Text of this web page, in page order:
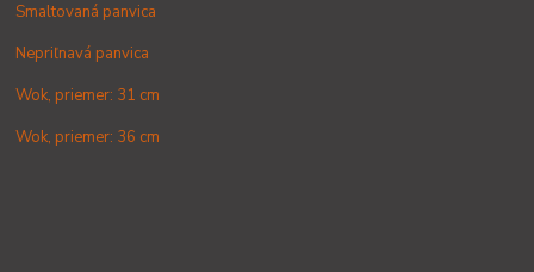
Smaltovaná panvica
Nepriľnavá panvica
Wok, priemer: 31 cm
Wok, priemer: 36 cm